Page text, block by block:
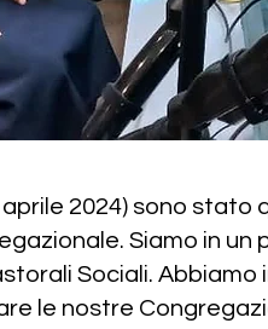
2024) sono stato
Siamo in un
Sociali.
le nostre